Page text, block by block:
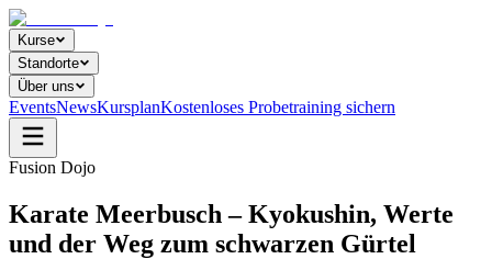
Kurse
Standorte
Über uns
EventsNewsKursplanKostenloses Probetraining sichern
Fusion Dojo
Karate Meerbusch – Kyokushin, Werte
und der Weg zum schwarzen Gürtel